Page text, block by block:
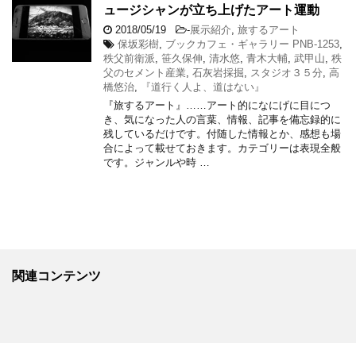
ュージシャンが立ち上げたアート運動
2018/05/19 -展示紹介 旅するアート
保坂彩樹 ブックカフェ・ギャラリー PNB-1253
秩父前衛派 笹久保伸 清水悠 青木大輔 武甲山 秩
父のセメント産業 石灰岩採掘 スタジオ３５分 高
橋悠治
『道行く人よ、道はない』
『旅するアート』……アート的になにげに目につ
き、気になった人の言葉、情報、記事を備忘録的に
残しているだけです。付随した情報とか、感想も場
合によって載せておきます。カテゴリーは表現全般
です。ジャンルや時 …
関連コンテンツ